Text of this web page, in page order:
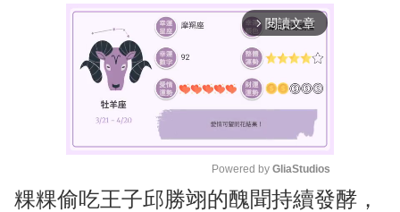
arrow_forward_ios 閱讀文章
M
Powered by GliaStudios
粿粿偷吃王子邱勝翊的醜聞持續發酵，